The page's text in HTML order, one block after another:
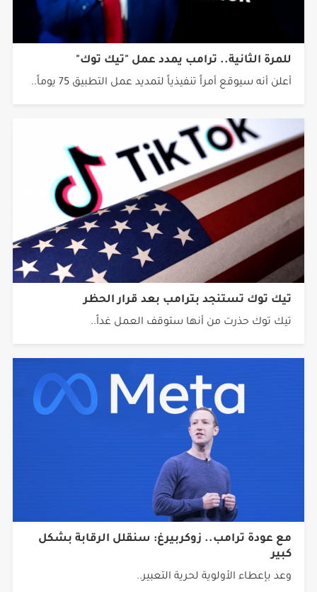
للمرة الثانية.. ترامب يمدد عمل "تيك توك"
أعلن أنه سيوقع أمراً تنفيذياً لتمديد عمل التطبيق 75 يوماً..
تيك توك تستنجد بترامب بعد قرار الحظر
تيك توك حذرت من أنها ستوقف العمل غداً..
مع عودة ترامب.. زوكربيرغ: سنقلل الرقابة بشكل
كبير
وعد بإعطاء الأولوية لحرية التعبير..